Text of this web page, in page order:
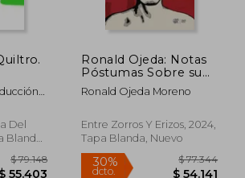
Del
Blanda,
Ronald Ojeda: Notas
Póstumas Sobre su
Secuestro y Asesinato
Ronald Ojeda Moreno
Entre Zorros Y Erizos, 2024,
Tapa Blanda, Nuevo